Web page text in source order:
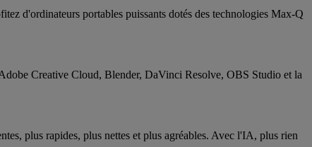
d'ordinateurs portables puissants dotés des technologies Max-Q
Creative Cloud, Blender, DaVinci Resolve, OBS Studio et la
plus rapides, plus nettes et plus agréables. Avec l'IA, plus rien